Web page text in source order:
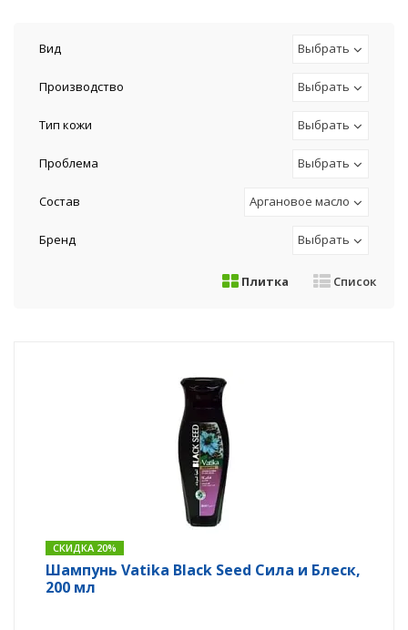
Вид Выбрать
Производство Выбрать
Тип кожи Выбрать
Проблема Выбрать
Состав Аргановое масло
Бренд Выбрать
Плитка Список
СКИДКА 20%
Шампунь Vatika Black Seed Сила и Блеск,
200 мл